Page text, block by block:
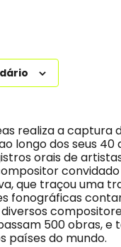
realiza a captura
longo dos seus
orais de
que traçou uma
fonográficas
500 obras,
países do mundo.